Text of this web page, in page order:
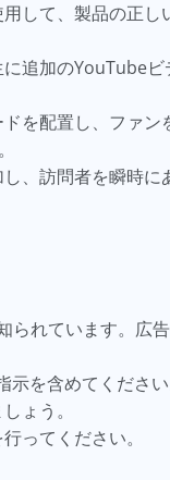
して、製品の正し
追加のYouTube
を配置し、ファ
、訪問者を瞬時に
られています。広
を含めてください
ょう。
ってください。